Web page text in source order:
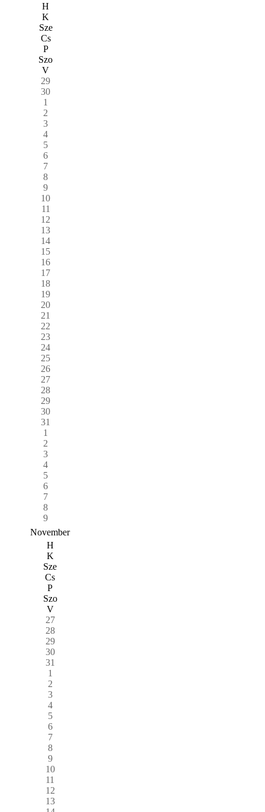
H
K
Sze
Cs
P
Szo
V
29
30
1
2
3
4
5
6
7
8
9
10
11
12
13
14
15
16
17
18
19
20
21
22
23
24
25
26
27
28
29
30
31
1
2
3
4
5
6
7
8
9
November
H
K
Sze
Cs
P
Szo
V
27
28
29
30
31
1
2
3
4
5
6
7
8
9
10
11
12
13